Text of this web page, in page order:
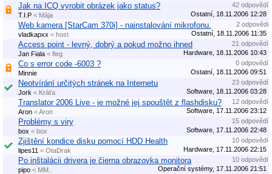
Jak na ICQ vyrobit obrázek jako status?
42 odpovědí
T.I.P < Mája Ostatní, 18.11.2006 12:28
Web kamera [StarCam 370i] - nainstalování mikrofonu.
2 odpovědi
vladkapxx < host Ostatní, 18.11.2006 11:35
Access point - levný, dobrý a pokud možno ihned
21 odpovědí
Jan Fiala < fleg Hardware, 18.11.2006 10:43
Co s error code -6003 ?
0 odpovědí
Minnie
Ostatní, 18.11.2006 09:51
Neotvírání určitých stránek na Internetu
23 odpovědí
Jork < Kráťa Software, 18.11.2006 03:28
Translator 2006 Live - je možné jej spouštět z flashdisku?
12 odpovědí
Aron < Aron Software, 17.11.2006 23:12
Problémy s viry
15 odpovědí
box < box Software, 17.11.2006 22:48
Zjištění kondice disku pomocí HDD Health
10 odpovědí
lipes11 < OtaDrak Hardware, 17.11.2006 22:15
Po inštalácii drivera je čierna obrazovka monitora
10 odpovědí
pipo < MM.. Operační systémy, 17.11.2006 21:51